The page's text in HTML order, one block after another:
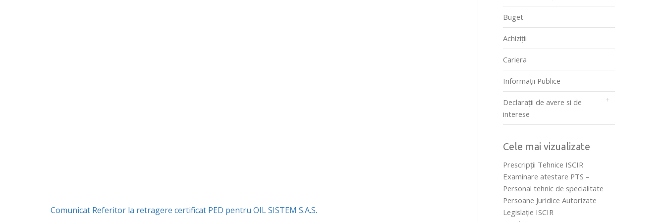
Comunicat Referitor la retragere certificat PED pentru OIL SISTEM S.A.S.
Buget
Achiziții
Cariera
Informații Publice
Declarații de avere si de
interese
Cele mai vizualizate
Prescripţii Tehnice ISCIR
Examinare atestare PTS –
Personal tehnic de specialitate
Persoane Juridice Autorizate
Legislaţie ISCIR